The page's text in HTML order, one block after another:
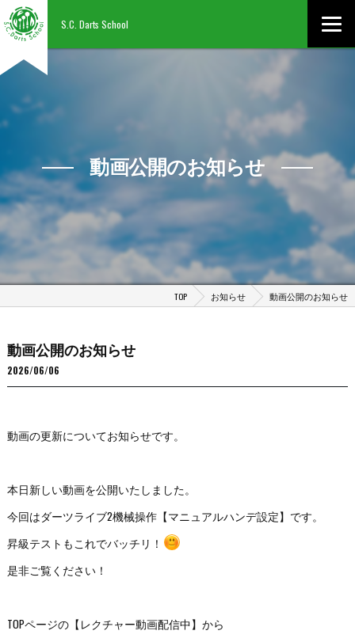
S.C. Darts School
動画公開のお知らせ
TOP お知らせ 動画公開のお知らせ
動画公開のお知らせ
2026/06/06
動画の更新についてお知らせです。
本日新しい動画を公開いたしました。
今回はダーツライブ2機械操作【マニュアルハンデ設定】です。
昇級テストもこれでバッチリ！
是非ご覧ください！
TOPページの【レクチャー動画配信中】から